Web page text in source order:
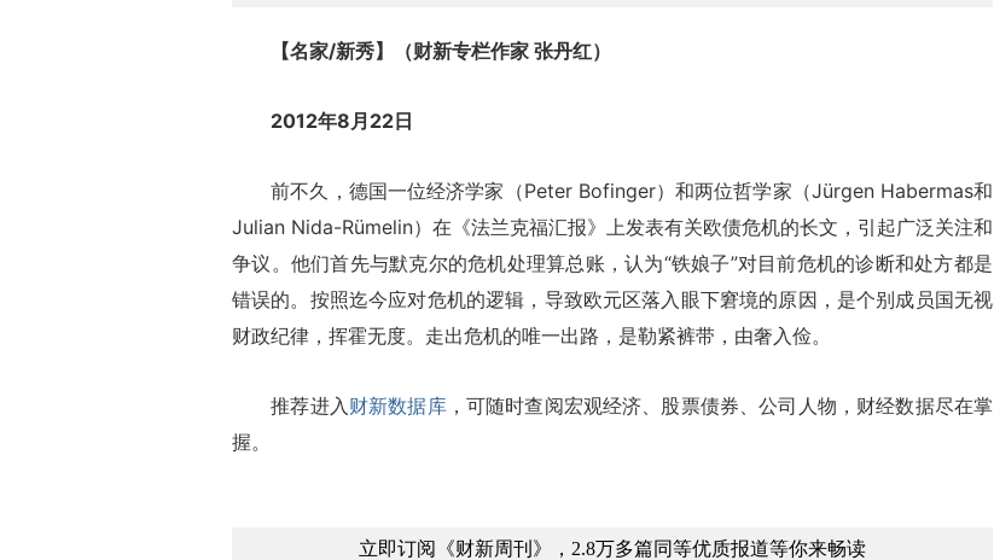
【名家/新秀】（财新专栏作家 张丹红）
2012年8月22日
前不久，德国一位经济学家（Peter Bofinger）和两位哲学家（Jürgen Habermas和
Julian Nida-Rümelin）在《法兰克福汇报》上发表有关欧债危机的长文，引起广泛关注和
争议。他们首先与默克尔的危机处理算总账，认为“铁娘子”对目前危机的诊断和处方都是
错误的。按照迄今应对危机的逻辑，导致欧元区落入眼下窘境的原因，是个别成员国无视
财政纪律，挥霍无度。走出危机的唯一出路，是勒紧裤带，由奢入俭。
推荐进入财新数据库，可随时查阅宏观经济、股票债券、公司人物，财经数据尽在掌
握。
立即订阅《财新周刊》，2.8万多篇同等优质报道等你来畅读